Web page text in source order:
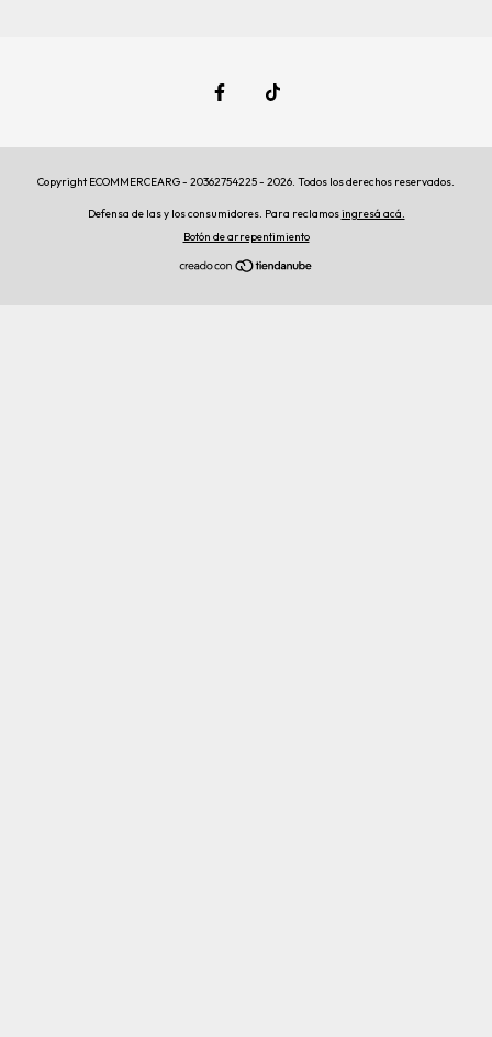
Copyright ECOMMERCEARG - 20362754225 - 2026. Todos los derechos reservados.
Defensa de las y los consumidores. Para reclamosingresá acá.
Botón de arrepentimiento